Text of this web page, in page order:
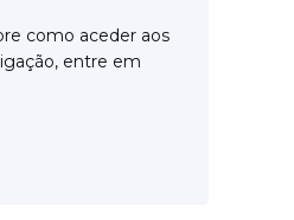
como aceder aos
entre em